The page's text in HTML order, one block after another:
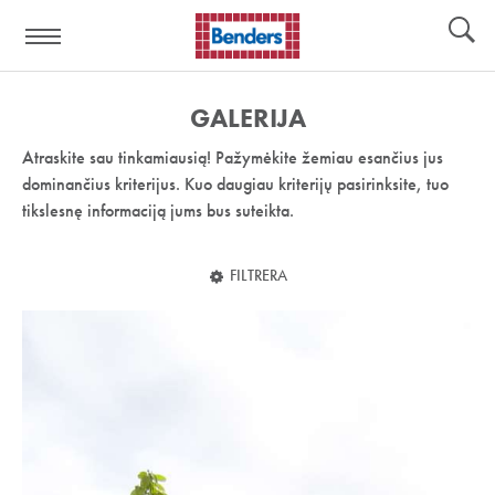
nuoroda:
GALERIJA
Atraskite sau tinkamiausią! Pažymėkite žemiau esančius jus
dominančius kriterijus. Kuo daugiau kriterijų pasirinksite, tuo
tikslesnę informaciją jums bus suteikta.
FILTRERA